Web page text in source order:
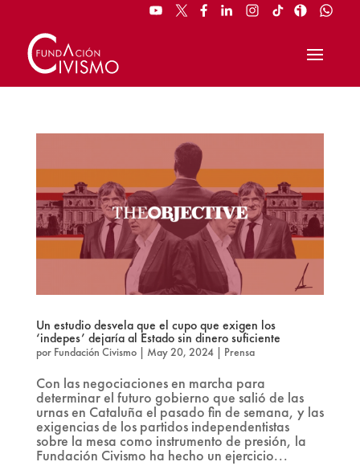
Un estudio desvela que el cupo que exigen los
‘indepes’ dejaría al Estado sin dinero suficiente
por Fundación Civismo| May 20, 2024| Prensa
Con las negociaciones en marcha para
determinar el futuro gobierno que salió de las
urnas en Cataluña el pasado fin de semana, y las
exigencias de los partidos independentistas
sobre la mesa como instrumento de presión, la
Fundación Civismo ha hecho un ejercicio...